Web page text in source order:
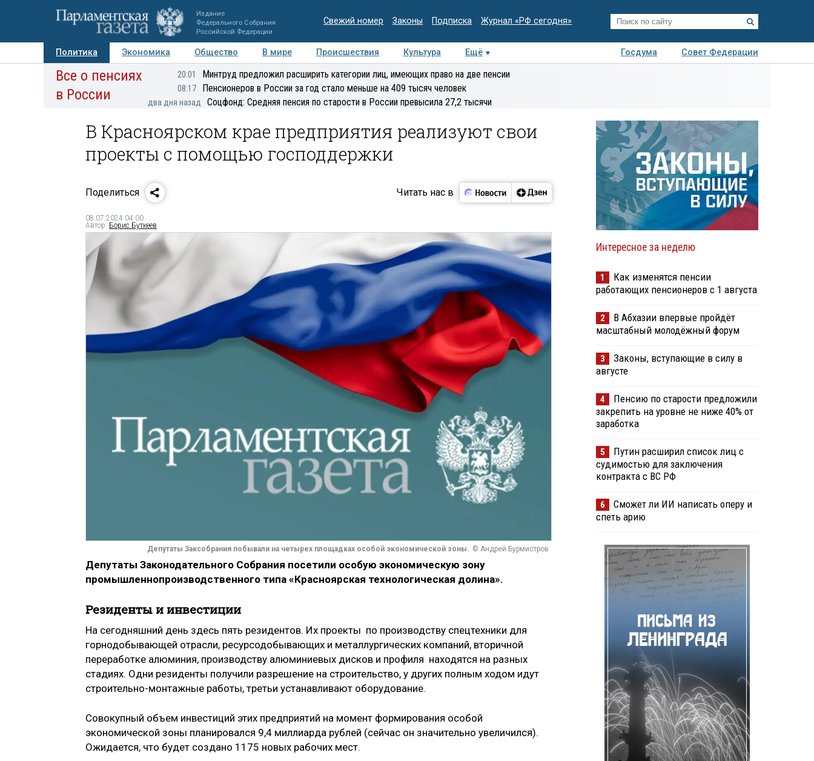
Издание
Федерального Собрания
Российской Федерации
Свежий номер Законы Подписка Журнал «РФ сегодня»
Политика Экономика Общество В мире Происшествия Культура Ещё Госдума
Совет Федерации
Авторы Персоны Мнения Регионы Медиацентр Интервью Колумнисты
Деловая
Все о пенсиях
в России
20:01 Минтруд предложил расширить категории лиц, имеющих право на две пенсии
08:17 Пенсионеров в России за год стало меньше на 409 тысяч человек
два дня назад Соцфонд: Средняя пенсия по старости в России превысила 27,2 тысячи
В Красноярском крае предприятия реализуют свои
проекты с помощью господдержки
Поделиться Читать нас в
08.07.2024 04:00
Автор: Борис Буткеев
Депутаты Заксобрания побывали на четырех площадках особой экономической зоны. © Андрей Бурмистров
Депутаты Законодательного Собрания посетили особую экономическую зону
промышленно­производственного типа «Красноярская технологическая долина».
Резиденты и инвестиции
На сегодняшний день здесь пять резидентов. Их проекты по производству спецтехники для
горнодобывающей отрасли, ресурсодобывающих и металлургических компаний, вторичной
переработке алюминия, производству алюминиевых дисков и профиля находятся на разных
стадиях. Одни резиденты получили разрешение на строительство, у других полным ходом идут
строительно-­монтажные работы, третьи устанавливают оборудование.
Совокупный объем инвестиций этих предприятий на момент формирования особой
экономической зоны планировался 9,4 миллиарда рублей (сейчас он значительно увеличился).
Ожидается, что будет создано 1175 новых рабочих мест.
Интересное за неделю
1
Как изменятся пенсии
работающих пенсионеров с 1 августа
2
В Абхазии впервые пройдёт
масштабный молодёжный форум
3
Законы, вступающие в силу в
августе
4
Пенсию по старости предложили
закрепить на уровне не ниже 40% от
заработка
5
Путин расширил список лиц с
судимостью для заключения
контракта с ВС РФ
6
Сможет ли ИИ написать оперу и
спеть арию